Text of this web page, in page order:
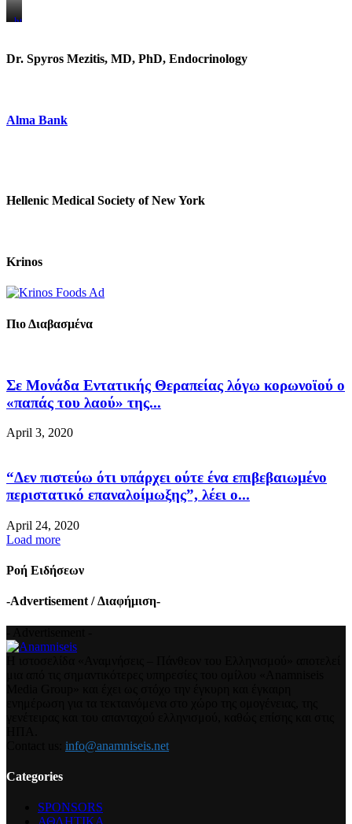
https://www.unitedbrothersfruitmarkets.com/
https://www.unitedbrothersfruitmarkets.com/
Dr. Spyros Mezitis, MD, PhD, Endocrinology
Alma Bank
Hellenic Medical Society of New York
Krinos
Πιο Διαβασμένα
Σε Μονάδα Εντατικής Θεραπείας λόγω κορωνοϊού ο
«παπάς του λαού» της...
April 3, 2020
“Δεν πιστεύω ότι υπάρχει ούτε ένα επιβεβαιωμένο
περιστατικό επαναλοίμωξης”, λέει ο...
April 24, 2020
Load more
Ροή Ειδήσεων
-Advertisement / Διαφήμιση-
info@anamniseis.net
Categories
SPONSORS
ΑΘΛΗΤΙΚΑ